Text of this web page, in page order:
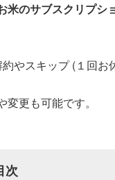
米のサブスクリプシ
やスキップ (１回お
更も可能です。
次